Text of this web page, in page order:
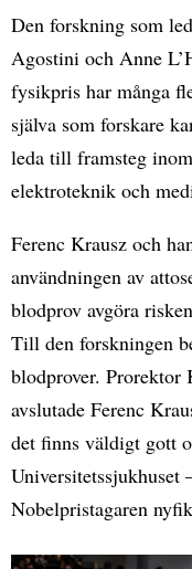
Den forskning som
Agostini och Anne
fysikpris har många
själva som forskare
leda till framsteg
elektroteknik och
Ferenc Krausz och
användningen av
blodprov avgöra
Till den forskningen
blodprover.
avslutade Ferenc
det finns väldigt gott
Universitetssjukhuset
Nobelpristagaren